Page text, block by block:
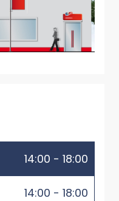
14:00 - 18:00
14:00 - 18:00